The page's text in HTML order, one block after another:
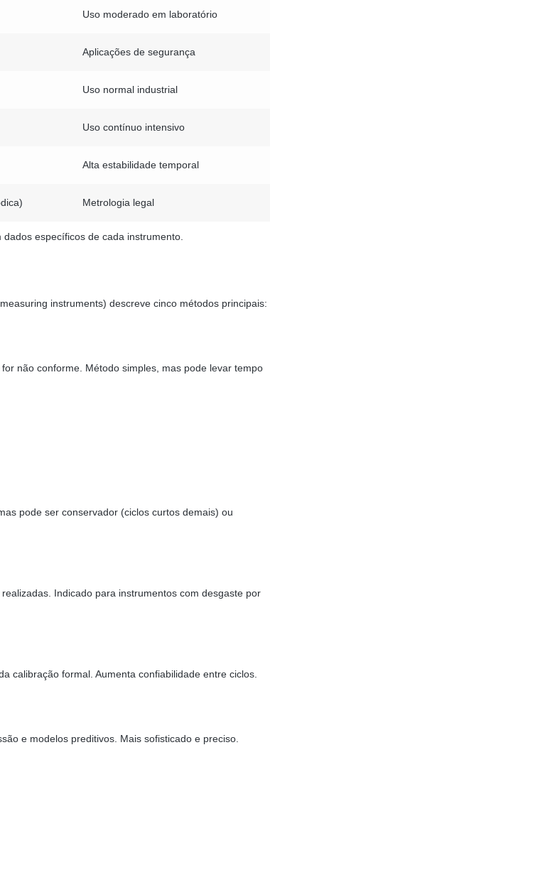
Uso moderado em laboratório
Aplicações de segurança
Uso normal industrial
Uso contínuo intensivo
Alta estabilidade temporal
Metrologia legal
específicos de cada instrumento.
instruments) descreve cinco métodos principais:
não conforme. Método simples, mas pode levar tempo
pode ser conservador (ciclos curtos demais) ou
Indicado para instrumentos com desgaste por
calibração formal. Aumenta confiabilidade entre ciclos.
e modelos preditivos. Mais sofisticado e preciso.